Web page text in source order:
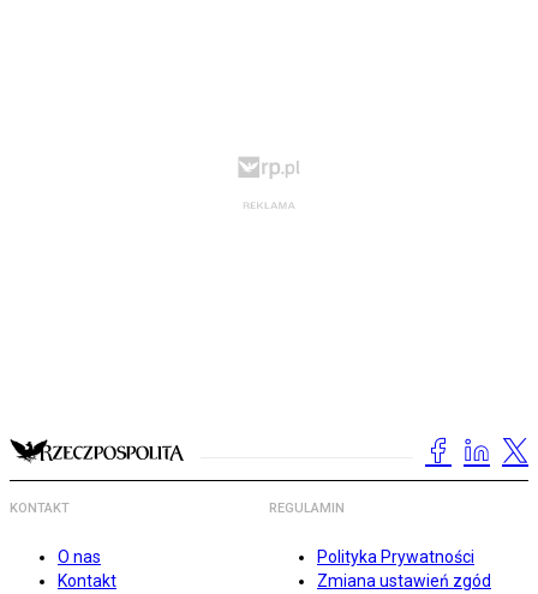
KONTAKT
O nas
Kontakt
REGULAMIN
Polityka Prywatności
Zmiana ustawień zgód